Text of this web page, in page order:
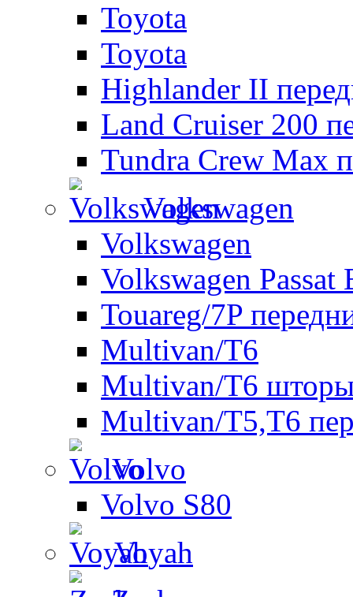
Toyota
Toyota
Highlander II
Land Cruiser 200
Tundra Crew Max
Volkswagen
Volkswagen
Volkswagen Passat
Touareg/7P
Multivan/T6
Multivan/T6 шторы
Multivan/T5,T6
Volvo
Volvo S80
Voyah